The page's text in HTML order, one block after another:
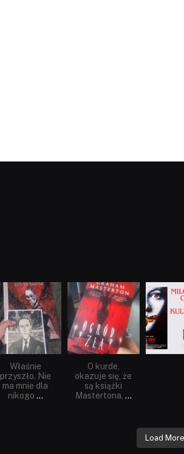
dobryhorror
Wrz 19
Właśnie
przyszło. Nie
ma mnie dla
nikogo ...
dobryhorror
Sie 23
O kurde,
okazuje się, że
są książki
Mastertona, ...
Load More